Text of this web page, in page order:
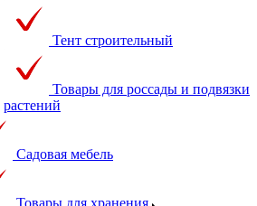
Тент строительный
Товары для россады и подвязки
растений
Садовая мебель
Товары для хранения